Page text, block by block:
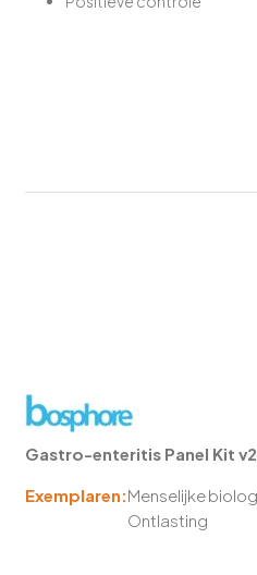
Gastro-enteritis Panel Kit v2
Exemplaren:Menselijke
Ontlasting